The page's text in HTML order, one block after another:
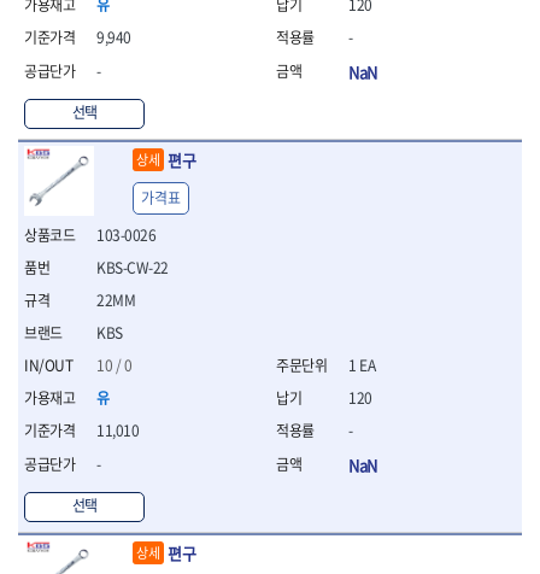
- 절연니퍼
- 절연가위
- 절연비트
- 절연드라이버교체날
- 절연공구세트
- 절연라쳇렌치
- 절연라쳇렌치세트
- 절연볼트커터
- 절연아답타
- 기타
- 방폭연결대
- 방폭옵셋렌치
- 방폭니퍼
- 방폭펜치
- 방폭플라이어
- 방폭가위
- 방폭비트소켓
- 방폭아답타
- 방폭T렌치
유
9,940
-
선택
120
-
NaN
상세 편구
103-0026
KBS
10 / 0
유
11,010
-
선택
KBS-CW-22
22MM
가격표
1 EA
120
-
NaN
상세 편구